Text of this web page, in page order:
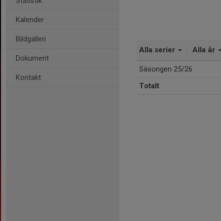
Kalender
Bildgalleri
Dokument
Kontakt
Alla serier Alla år
Säsongen 25/26
Totalt